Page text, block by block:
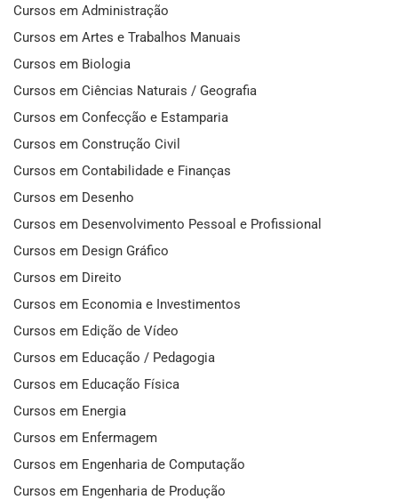
Cursos em Administração
Cursos em Artes e Trabalhos Manuais
Cursos em Biologia
Cursos em Ciências Naturais / Geografia
Cursos em Confecção e Estamparia
Cursos em Construção Civil
Cursos em Contabilidade e Finanças
Cursos em Desenho
Cursos em Desenvolvimento Pessoal e Profissional
Cursos em Design Gráfico
Cursos em Direito
Cursos em Economia e Investimentos
Cursos em Edição de Vídeo
Cursos em Educação / Pedagogia
Cursos em Educação Física
Cursos em Energia
Cursos em Enfermagem
Cursos em Engenharia de Computação
Cursos em Engenharia de Produção